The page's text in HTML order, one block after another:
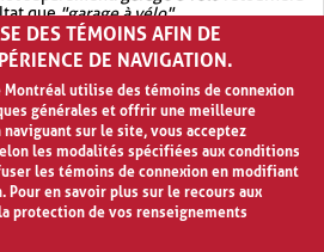
que"garage à vélo".
recherche avec OR.garage OR vélo
de résultat quegarage à vélo
DES TÉMOINS AFIN DE
DE NAVIGATION.
Montréal utilise des témoins de connexion
générales et offrir une meilleure
sur le site, vous acceptez
les modalités spécifiées aux conditions
les témoins de connexion en modifiant
Pour en savoir plus sur le recours aux
protection de vos renseignements